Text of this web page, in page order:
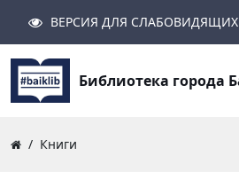
ПоискВЕРСИЯ ДЛЯ СЛАБОВИДЯЩИХ
Библиотека города
Книги